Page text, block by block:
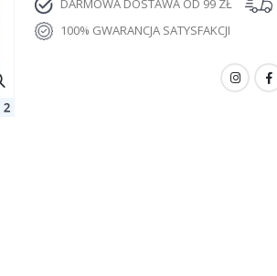
DARMOWA DOSTAWA OD 99 ZŁ
100% GWARANCJA SATYSFAKCJI